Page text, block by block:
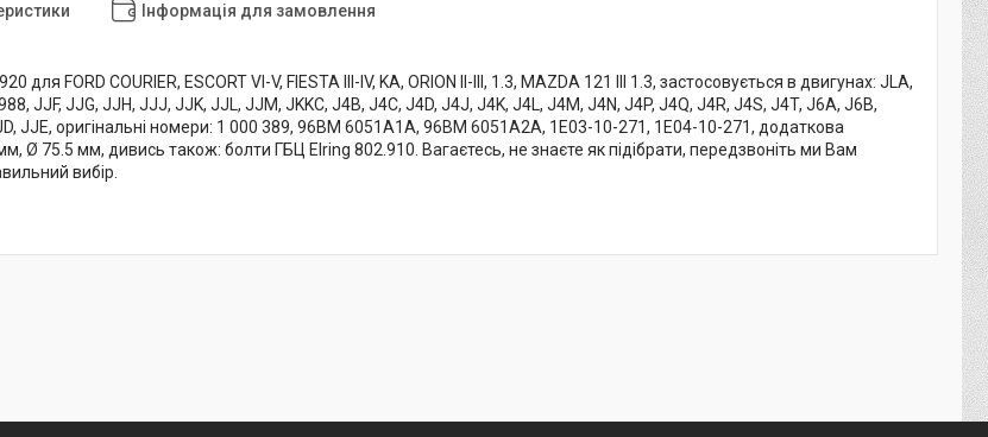
Інформація для замовлення
для FORD COURIER, ESCORT VI-V, FIESTA III-IV, KA, ORION II-III, 1.3, MAZDA 121 III 1.3, застосовується в двигунах: JLA,
JJF, JJG, JJH, JJJ, JJK, JJL, JJM, JKKC, J4B, J4C, J4D, J4J, J4K, J4L, J4M, J4N, J4P, J4Q, J4R, J4S, J4T, J6A, J6B,
JJE, оригінальні номери: 1 000 389, 96BM 6051A1A, 96BM 6051A2A, 1E03-10-271, 1E04-10-271, додаткова
Ø 75.5 мм, дивись також: болти ГБЦ Elring 802.910. Вагаєтесь, не знаєте як підібрати, передзвоніть ми Вам
вибір.